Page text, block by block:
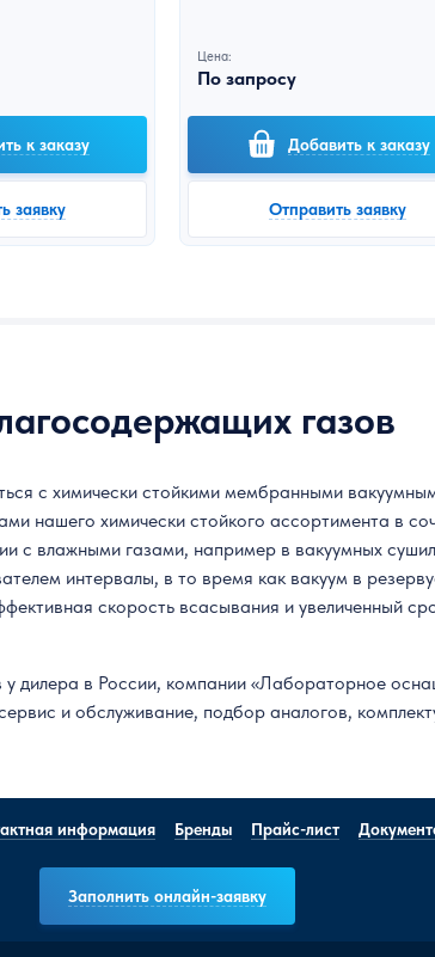
к заказу
заявку
Цена:
По запросу
Добавить к заказу
Отправить заявку
газов
с химически стойкими мембранными
нашего химически стойкого ассортимента в
с влажными газами, например в вакуумных
интервалы, в то время как вакуум в
скорость всасывания и увеличенный
в России, компании «Лабораторное
и обслуживание, подбор аналогов,
информация Бренды Прайс-лист
Заполнить онлайн-заявку